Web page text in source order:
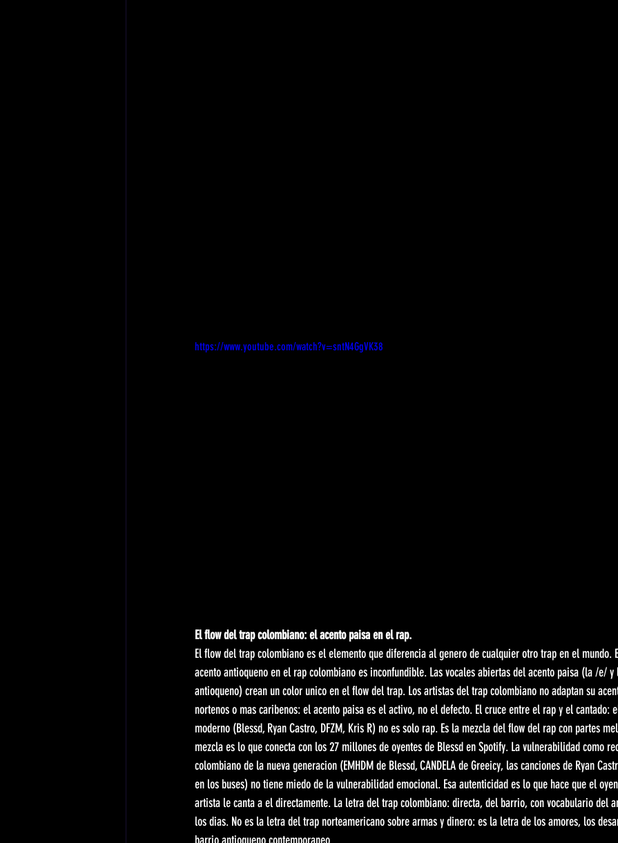
https://www.youtube.com/watch?v=sntN4GgVK38
El flow del trap colombiano: el acento paisa en el rap.
El flow del trap colombiano es el elemento que diferencia al genero de cualquier otro trap en el mundo.
acento antioqueno en el rap colombiano es inconfundible. Las vocales abiertas del acento paisa (la /e/
antioqueno) crean un color unico en el flow del trap. Los artistas del trap colombiano no adaptan su
nortenos o mas caribenos: el acento paisa es el activo, no el defecto. El cruce entre el rap y el cantado:
moderno (Blessd, Ryan Castro, DFZM, Kris R) no es solo rap. Es la mezcla del flow del rap con partes
mezcla es lo que conecta con los 27 millones de oyentes de Blessd en Spotify. La vulnerabilidad como
colombiano de la nueva generacion (EMHDM de Blessd, CANDELA de Greeicy, las canciones de Ryan
en los buses) no tiene miedo de la vulnerabilidad emocional. Esa autenticidad es lo que hace que el
artista le canta a el directamente. La letra del trap colombiano: directa, del barrio, con vocabulario del
los dias. No es la letra del trap norteamericano sobre armas y dinero: es la letra de los amores, los